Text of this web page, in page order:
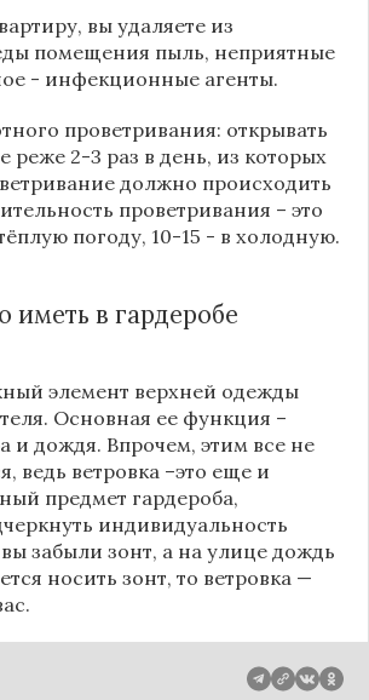
вы удаляете из
помещения пыль, неприятные
- инфекционные агенты.
проветривания: открывать
реже 2-3 раз в день, из которых
должно происходить
проветривания – это
погоду, 10-15 - в холодную.
иметь в гардеробе
элемент верхней одежды
Основная ее функция –
и дождя. Впрочем, этим все не
ведь ветровка –это еще и
предмет гардероба,
индивидуальность
забыли зонт, а на улице дождь
носить зонт, то ветровка —